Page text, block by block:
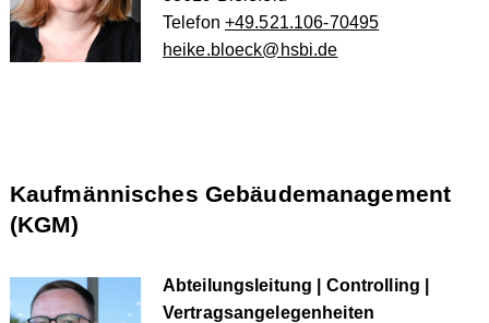
Telefon +49.521.106-70495
heike.bloeck@hsbi.de
Kaufmännisches Gebäudemanagement
(KGM)
Abteilungsleitung | Controlling |
Vertragsangelegenheiten